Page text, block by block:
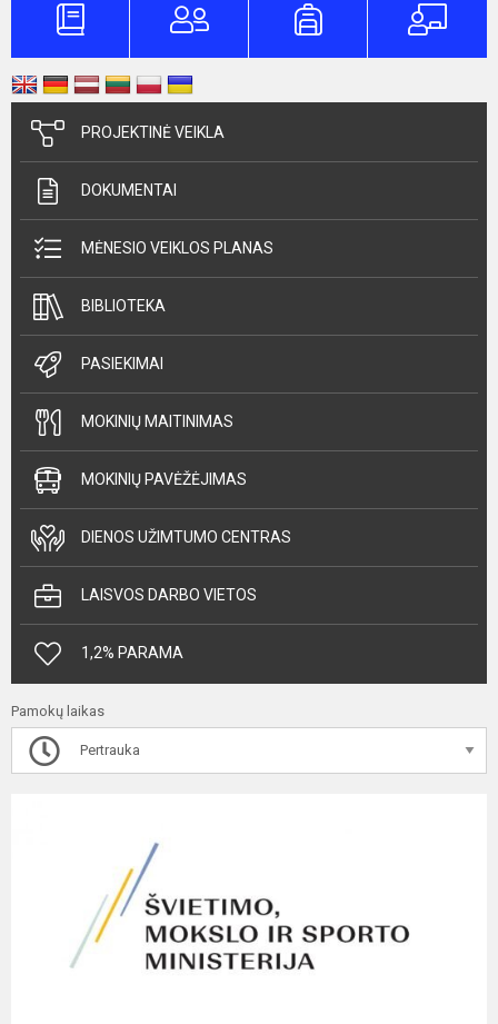
PROJEKTINĖ VEIKLA
DOKUMENTAI
MĖNESIO VEIKLOS PLANAS
BIBLIOTEKA
PASIEKIMAI
MOKINIŲ MAITINIMAS
MOKINIŲ PAVĖŽĖJIMAS
DIENOS UŽIMTUMO CENTRAS
LAISVOS DARBO VIETOS
1,2% PARAMA
Pamokų laikas
Pertrauka